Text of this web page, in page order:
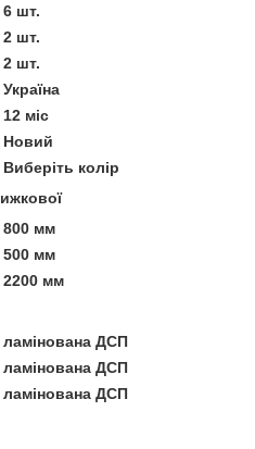
6 шт.
2 шт.
2 шт.
Україна
12 міс
Новий
Виберіть колір
800 мм
500 мм
2200 мм
ламінована ДСП
ламінована ДСП
ламінована ДСП